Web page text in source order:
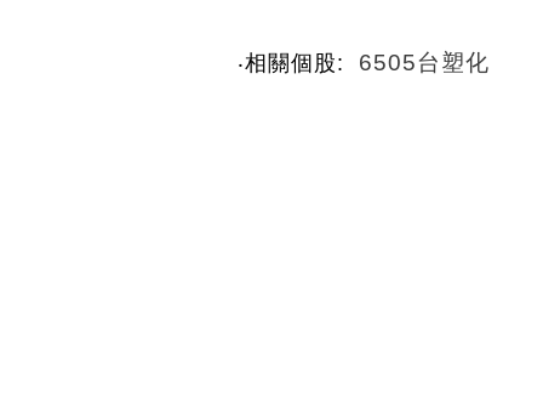
‧相關個股: 6505台塑化